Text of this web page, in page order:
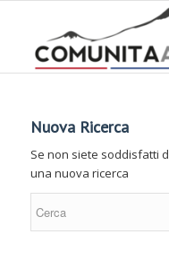
Nuova Ricerca
Se non siete soddisfatti
una nuova ricerca